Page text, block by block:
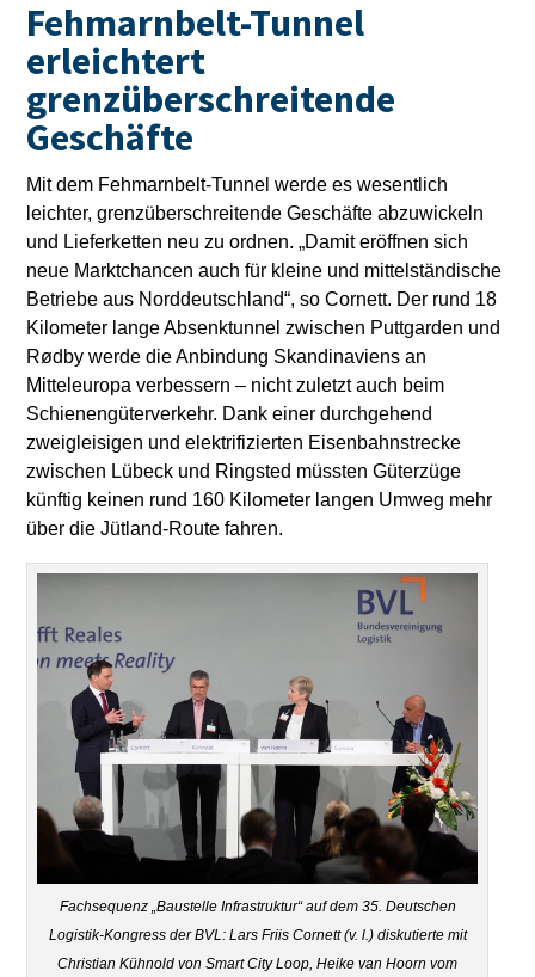
Fehmarnbelt-Tunnel
erleichtert
grenzüberschreitende
Geschäfte
Mit dem Fehmarnbelt-Tunnel werde es wesentlich
leichter, grenzüberschreitende Geschäfte abzuwickeln
und Lieferketten neu zu ordnen. „Damit eröffnen sich
neue Marktchancen auch für kleine und mittelständische
Betriebe aus Norddeutschland“, so Cornett. Der rund 18
Kilometer lange Absenktunnel zwischen Puttgarden und
Rødby werde die Anbindung Skandinaviens an
Mitteleuropa verbessern – nicht zuletzt auch beim
Schienengüterverkehr. Dank einer durchgehend
zweigleisigen und elektrifizierten Eisenbahnstrecke
zwischen Lübeck und Ringsted müssten Güterzüge
künftig keinen rund 160 Kilometer langen Umweg mehr
über die Jütland-Route fahren.
Fachsequenz „Baustelle Infrastruktur“ auf dem 35. Deutschen
Logistik-Kongress der BVL: Lars Friis Cornett (v. l.) diskutierte mit
Christian Kühnold von Smart City Loop, Heike van Hoorn vom